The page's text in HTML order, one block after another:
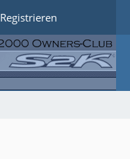
Registrieren